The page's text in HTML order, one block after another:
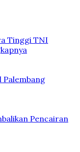
Tinggi TNI
Palembang
Pencairan